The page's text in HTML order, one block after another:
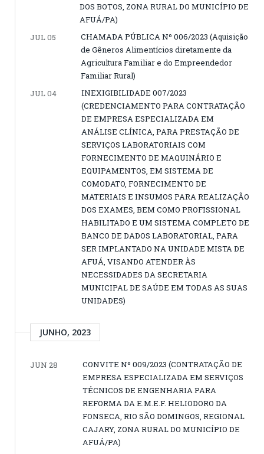
DOS BOTOS, ZONA RURAL DO MUNICÍPIO DE
AFUÁ/PA)
JUL 05
CHAMADA PÚBLICA Nº 006/2023 (Aquisição
de Gêneros Alimentícios diretamente da
Agricultura Familiar e do Empreendedor
Familiar Rural)
JUL 04
INEXIGIBILIDADE 007/2023
(CREDENCIAMENTO PARA CONTRATAÇÃO
DE EMPRESA ESPECIALIZADA EM
ANÁLISE CLÍNICA, PARA PRESTAÇÃO DE
SERVIÇOS LABORATORIAIS COM
FORNECIMENTO DE MAQUINÁRIO E
EQUIPAMENTOS, EM SISTEMA DE
COMODATO, FORNECIMENTO DE
MATERIAIS E INSUMOS PARA REALIZAÇÃO
DOS EXAMES, BEM COMO PROFISSIONAL
HABILITADO E UM SISTEMA COMPLETO DE
BANCO DE DADOS LABORATORIAL, PARA
SER IMPLANTADO NA UNIDADE MISTA DE
AFUÁ, VISANDO ATENDER ÀS
NECESSIDADES DA SECRETARIA
MUNICIPAL DE SAÚDE EM TODAS AS SUAS
UNIDADES)
JUNHO, 2023
JUN 28
CONVITE Nº 009/2023 (CONTRATAÇÃO DE
EMPRESA ESPECIALIZADA EM SERVIÇOS
TÉCNICOS DE ENGENHARIA PARA
REFORMA DA E.M.E.F. HELIODORO DA
FONSECA, RIO SÃO DOMINGOS, REGIONAL
CAJARY, ZONA RURAL DO MUNICÍPIO DE
AFUÁ/PA)